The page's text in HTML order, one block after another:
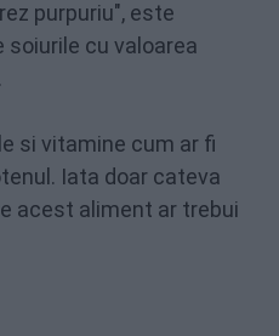
purpuriu", este
cu valoarea
si vitamine cum ar fi
Iata doar cateva
acest aliment ar trebui